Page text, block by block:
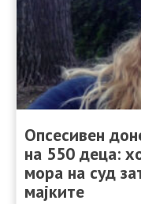
Опсесивен
на 550 деца:
мора на суд
мајките